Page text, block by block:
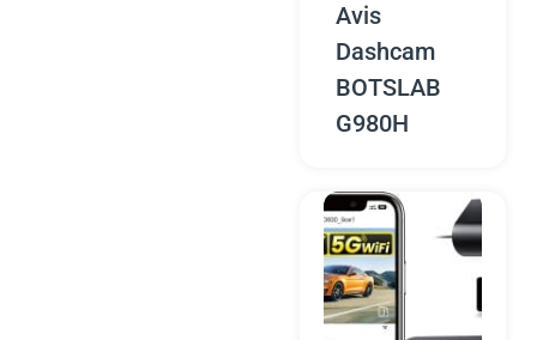
Avis
Dashcam
BOTSLAB
G980H